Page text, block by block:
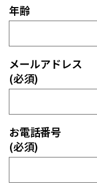
年齢
メールアドレス
(必須)
お電話番号
(必須)